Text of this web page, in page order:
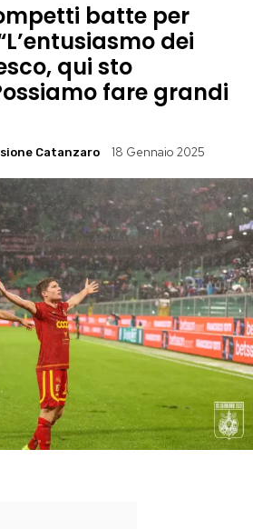
batte per
dei
qui sto
fare grandi
Catanzaro 18 Gennaio 2025